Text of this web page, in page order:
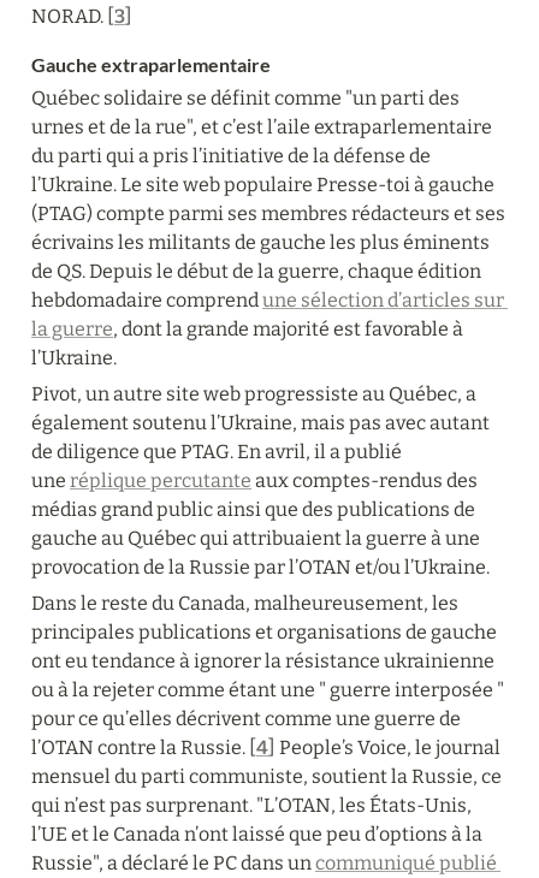
NORAD. [3]
Gauche extraparlementaire
Québec solidaire se définit comme "un parti des
urnes et de la rue", et c’est l’aile extraparlementaire
du parti qui a pris l’initiative de la défense de
l’Ukraine. Le site web populaire Presse-toi à gauche
(PTAG) compte parmi ses membres rédacteurs et ses
écrivains les militants de gauche les plus éminents
de QS. Depuis le début de la guerre, chaque édition
hebdomadaire comprend une sélection d’articles sur
la guerre, dont la grande majorité est favorable à
l’Ukraine.
Pivot, un autre site web progressiste au Québec, a
également soutenu l’Ukraine, mais pas avec autant
de diligence que PTAG. En avril, il a publié
une réplique percutante aux comptes-rendus des
médias grand public ainsi que des publications de
gauche au Québec qui attribuaient la guerre à une
provocation de la Russie par l’OTAN et/ou l’Ukraine.
Dans le reste du Canada, malheureusement, les
principales publications et organisations de gauche
ont eu tendance à ignorer la résistance ukrainienne
ou à la rejeter comme étant une " guerre interposée "
pour ce qu’elles décrivent comme une guerre de
l’OTAN contre la Russie. [4] People’s Voice, le journal
mensuel du parti communiste, soutient la Russie, ce
qui n’est pas surprenant. "L’OTAN, les États-Unis,
l’UE et le Canada n’ont laissé que peu d’options à la
Russie", a déclaré le PC dans un communiqué publié